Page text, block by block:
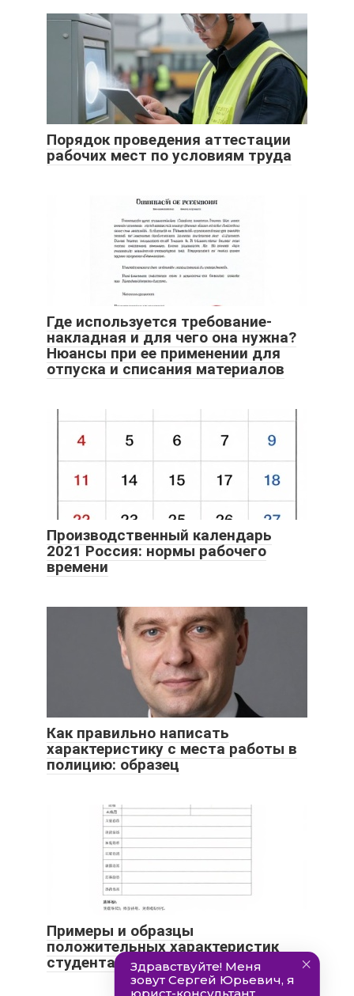
Порядок проведения аттестации
рабочих мест по условиям труда
Где используется требование-
накладная и для чего она нужна?
Нюансы при ее применении для
отпуска и списания материалов
Производственный календарь
2021 Россия: нормы рабочего
времени
Как правильно написать
характеристику с места работы в
полицию: образец
Примеры и образцы
положительных характеристик
студента с места практики